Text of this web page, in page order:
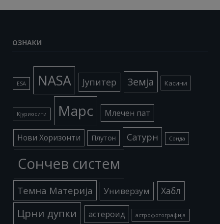
ОЗНАКИ
ESA NASA Јупитер Земја Касини
Кјуриосити Марс Млечен пат
Нови Хоризонти Плутон Сатурн Сонда
Сончев систем
Темна Материја Универзум Хабл
Црни дупки астероид астрофотографија